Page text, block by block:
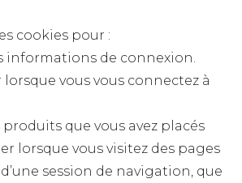
cookies pour :
informations de connexion.
vous vous connectez à
que vous avez placés
lorsque vous visitez des pages
session de navigation, que